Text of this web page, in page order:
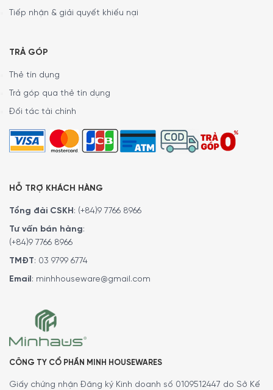
Sử Dụng
thiết kế thuận tiện, dễ quan sát. Thiết kế cho phép tháo
dưới vòi nước. Thiết bị sẽ tự động tắt khi bình nước đầy.
Tiếp nhận & giải quyết khiếu nại
TRẢ GÓP
Thẻ tín dụng
Trả góp qua thẻ tín dụng
Đối tác tài chính
HỖ TRỢ KHÁCH HÀNG
Tổng đài CSKH : (+84)9 7766 8966
Tư vấn bán hàng:
(+84)9 7766 8966
TMĐT: 03 9799 6774
Email : minhhouseware@gmail.com
CÔNG TY CỔ PHẦN MINH HOUSEWARES
Giấy chứng nhận Đăng ký Kinh doanh số 0109512447 do Sở Kế